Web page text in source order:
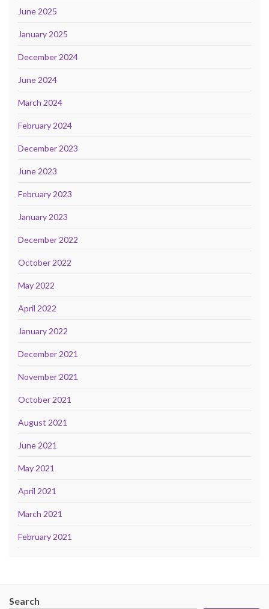
June 2025
January 2025
December 2024
June 2024
March 2024
February 2024
December 2023
June 2023
February 2023
January 2023
December 2022
October 2022
May 2022
April 2022
January 2022
December 2021
November 2021
October 2021
August 2021
June 2021
May 2021
April 2021
March 2021
February 2021
Search